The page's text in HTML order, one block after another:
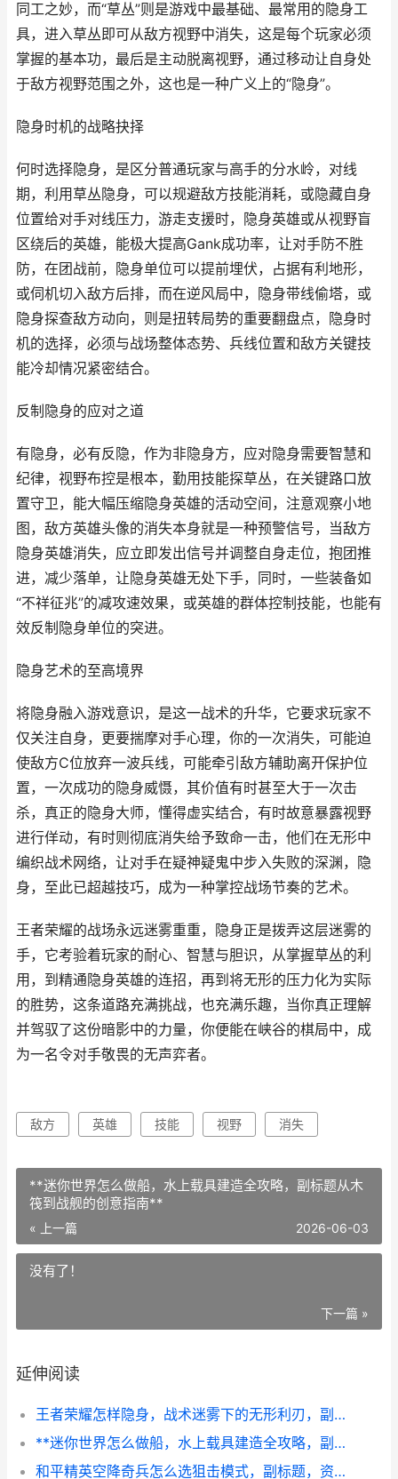
同工之妙，而“草丛”则是游戏中最基础、最常用的隐身工
具，进入草丛即可从敌方视野中消失，这是每个玩家必须
掌握的基本功，最后是主动脱离视野，通过移动让自身处
于敌方视野范围之外，这也是一种广义上的“隐身”。
隐身时机的战略抉择
何时选择隐身，是区分普通玩家与高手的分水岭，对线
期，利用草丛隐身，可以规避敌方技能消耗，或隐藏自身
位置给对手对线压力，游走支援时，隐身英雄或从视野盲
区绕后的英雄，能极大提高Gank成功率，让对手防不胜
防，在团战前，隐身单位可以提前埋伏，占据有利地形，
或伺机切入敌方后排，而在逆风局中，隐身带线偷塔，或
隐身探查敌方动向，则是扭转局势的重要翻盘点，隐身时
机的选择，必须与战场整体态势、兵线位置和敌方关键技
能冷却情况紧密结合。
反制隐身的应对之道
有隐身，必有反隐，作为非隐身方，应对隐身需要智慧和
纪律，视野布控是根本，勤用技能探草丛，在关键路口放
置守卫，能大幅压缩隐身英雄的活动空间，注意观察小地
图，敌方英雄头像的消失本身就是一种预警信号，当敌方
隐身英雄消失，应立即发出信号并调整自身走位，抱团推
进，减少落单，让隐身英雄无处下手，同时，一些装备如
“不祥征兆”的减攻速效果，或英雄的群体控制技能，也能有
效反制隐身单位的突进。
隐身艺术的至高境界
将隐身融入游戏意识，是这一战术的升华，它要求玩家不
仅关注自身，更要揣摩对手心理，你的一次消失，可能迫
使敌方C位放弃一波兵线，可能牵引敌方辅助离开保护位
置，一次成功的隐身威慑，其价值有时甚至大于一次击
杀，真正的隐身大师，懂得虚实结合，有时故意暴露视野
进行佯动，有时则彻底消失给予致命一击，他们在无形中
编织战术网络，让对手在疑神疑鬼中步入失败的深渊，隐
身，至此已超越技巧，成为一种掌控战场节奏的艺术。
王者荣耀的战场永远迷雾重重，隐身正是拨弄这层迷雾的
手，它考验着玩家的耐心、智慧与胆识，从掌握草丛的利
用，到精通隐身英雄的连招，再到将无形的压力化为实际
的胜势，这条道路充满挑战，也充满乐趣，当你真正理解
并驾驭了这份暗影中的力量，你便能在峡谷的棋局中，成
为一名令对手敬畏的无声弈者。
敌方 英雄 技能 视野 消失
**迷你世界怎么做船，水上载具建造全攻略，副标题从木
筏到战舰的创意指南**
« 上一篇 2026-06-03
没有了！
下一篇 »
延伸阅读
王者荣耀怎样隐身，战术迷雾下的无形利刃，副标题，暗影游走的艺术与博弈
**迷你世界怎么做船，水上载具建造全攻略，副标题从木筏到战舰的创意指南**
和平精英空降奇兵怎么选狙击模式，副标题，资深玩家的狙击战场生存指南